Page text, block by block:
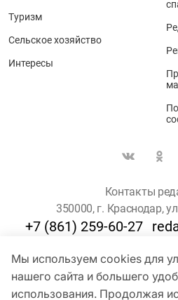
Мы используем cookies для
нашего сайта и большего
использования. Продолжая
Туризм
Сельское хозяйство
Интересы
Контакты
350000, г. Краснодар,
+7 (861) 259-60-27
Для
© Кубанские